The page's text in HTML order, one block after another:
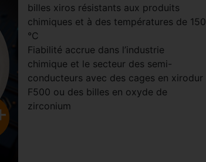
billes xiros résistants aux produits
chimiques et à des températures de 150
°C
Fiabilité accrue dans l’industrie
chimique et le secteur des semi-
conducteurs avec des cages en xirodur
F500 ou des billes en oxyde de
zirconium